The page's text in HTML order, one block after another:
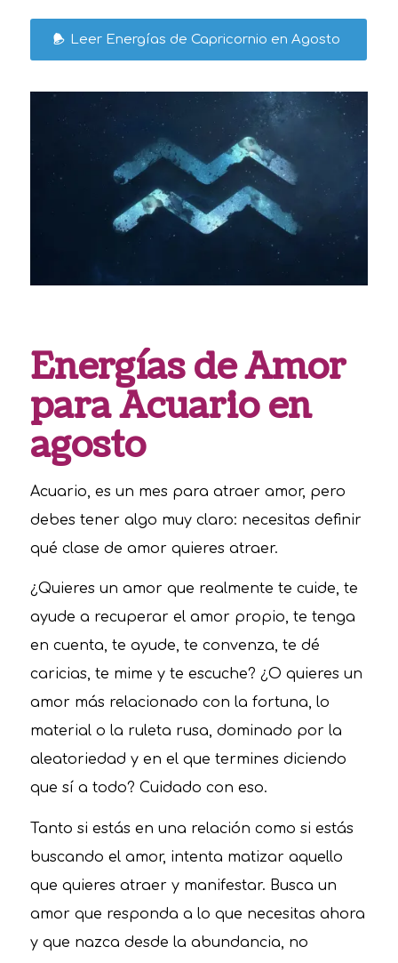
Leer Energías de Capricornio en Agosto
Energías de Amor
para Acuario en
agosto
Acuario, es un mes para atraer amor, pero
debes tener algo muy claro: necesitas definir
qué clase de amor quieres atraer.
¿Quieres un amor que realmente te cuide, te
ayude a recuperar el amor propio, te tenga
en cuenta, te ayude, te convenza, te dé
caricias, te mime y te escuche? ¿O quieres un
amor más relacionado con la fortuna, lo
material o la ruleta rusa, dominado por la
aleatoriedad y en el que termines diciendo
que sí a todo? Cuidado con eso.
Tanto si estás en una relación como si estás
buscando el amor, intenta matizar aquello
que quieres atraer y manifestar. Busca un
amor que responda a lo que necesitas ahora
y que nazca desde la abundancia, no